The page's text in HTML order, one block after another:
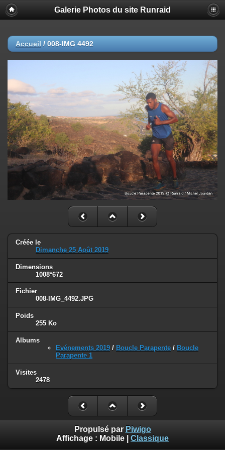
Galerie Photos du site Runraid
Accueil / 008-IMG 4492
Créée le
Dimanche 25 Août 2019
Dimensions
1008*672
Fichier
008-IMG_4492.JPG
Poids
255 Ko
Albums
Evénements 2019 / Boucle Parapente / Boucle
Parapente 1
Visites
2478
Propulsé par Piwigo
Affichage : Mobile Classique